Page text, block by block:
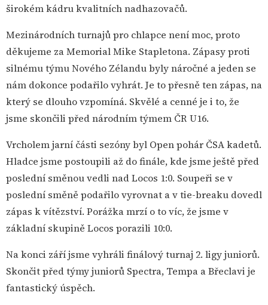
širokém kádru kvalitních nadhazovačů.
Mezinárodních turnajů pro chlapce není moc, proto
děkujeme za Memorial Mike Stapletona. Zápasy proti
silnému týmu Nového Zélandu byly náročné a jeden se
nám dokonce podařilo vyhrát. Je to přesně ten zápas, na
který se dlouho vzpomíná. Skvělé a cenné je i to, že
jsme skončili před národním týmem ČR U16.
Vrcholem jarní části sezóny byl Open pohár ČSA kadetů.
Hladce jsme postoupili až do finále, kde jsme ještě před
poslední směnou vedli nad Locos 1:0. Soupeři se v
poslední směně podařilo vyrovnat a v tie-breaku dovedl
zápas k vítězství. Porážka mrzí o to víc, že jsme v
základní skupině Locos porazili 10:0.
Na konci září jsme vyhráli finálový turnaj 2. ligy juniorů.
Skončit před týmy juniorů Spectra, Tempa a Břeclavi je
fantastický úspěch.